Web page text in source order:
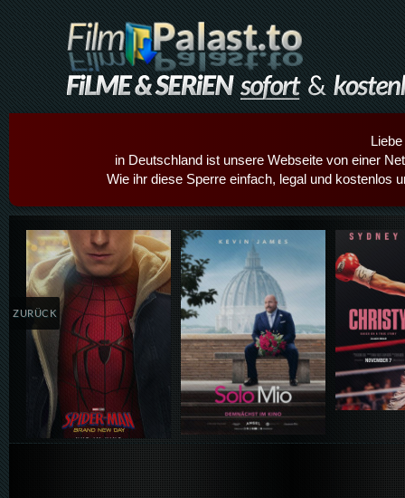
in Deutschland ist unsere Webseite von einer
Wie ihr diese Sperre einfach, legal und kostenlos
Details,Play Details,Play
ZURÜCK